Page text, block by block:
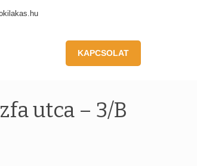
KAPCSOLAT
utca – 3/B